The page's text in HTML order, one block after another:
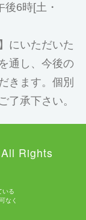
6時[土・
】にいただいた
通し、今後の
きます。個別
了承下さい。
Rights
いる
なく